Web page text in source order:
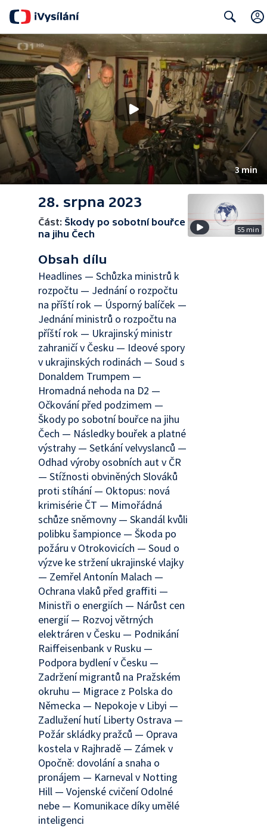
Search
3 min
28. srpna 2023
Část: Škody po sobotní bouřce
na jihu Čech
Obsah dílu
Headlines — Schůzka ministrů k
rozpočtu — Jednání o rozpočtu
na příští rok — Úsporný balíček —
Jednání ministrů o rozpočtu na
příští rok — Ukrajinský ministr
zahraničí v Česku — Ideové spory
v ukrajinských rodinách — Soud s
Donaldem Trumpem —
Hromadná nehoda na D2 —
Očkování před podzimem —
Škody po sobotní bouřce na jihu
Čech — Následky bouřek a platné
výstrahy — Setkání velvyslanců —
Odhad výroby osobních aut v ČR
— Stížnosti obviněných Slováků
proti stíhání — Oktopus: nová
krimisérie ČT — Mimořádná
schůze sněmovny — Skandál kvůli
polibku šampionce — Škoda po
požáru v Otrokovicích — Soud o
výzve ke stržení ukrajinské vlajky
— Zemřel Antonín Malach —
Ochrana vlaků před graffiti —
Ministři o energiích — Nárůst cen
energií — Rozvoj větrných
elektráren v Česku — Podnikání
Raiffeisenbank v Rusku —
Podpora bydlení v Česku —
Zadržení migrantů na Pražském
okruhu — Migrace z Polska do
Německa — Nepokoje v Libyi —
Zadlužení hutí Liberty Ostrava —
Požár skládky pražců — Oprava
kostela v Rajhradě — Zámek v
Opočně: dovolání a snaha o
pronájem — Karneval v Notting
Hill — Vojenské cvičení Odolné
nebe — Komunikace díky umělé
inteligenci
55 min